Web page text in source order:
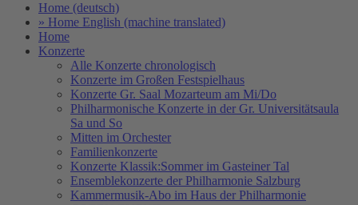
Home (deutsch)
» Home English (machine translated)
Home
Konzerte
Alle Konzerte chronologisch
Konzerte im Großen Festspielhaus
Konzerte Gr. Saal Mozarteum am Mi/Do
Philharmonische Konzerte in der Gr. Universitätsaula
Sa und So
Mitten im Orchester
Familienkonzerte
Konzerte Klassik:Sommer im Gasteiner Tal
Ensemblekonzerte der Philharmonie Salzburg
Kammermusik-Abo im Haus der Philharmonie